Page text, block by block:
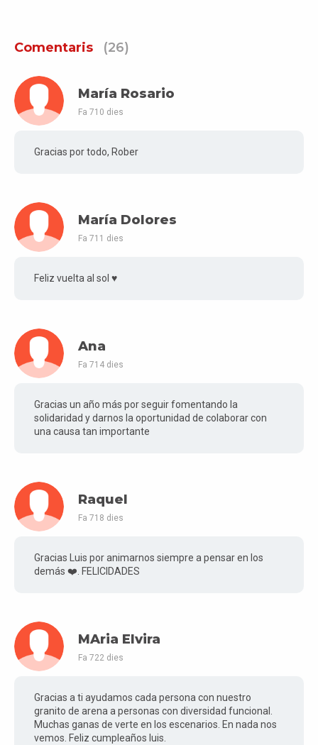
Comentaris (26)
María Rosario
Fa 710 dies
Gracias por todo, Rober
María Dolores
Fa 711 dies
Feliz vuelta al sol ♥️
Ana
Fa 714 dies
Gracias un año más por seguir fomentando la
solidaridad y darnos la oportunidad de colaborar con
una causa tan importante
Raquel
Fa 718 dies
Gracias Luis por animarnos siempre a pensar en los
demás ❤️. FELICIDADES
MAria Elvira
Fa 722 dies
Gracias a ti ayudamos cada persona con nuestro
granito de arena a personas con diversidad funcional.
Muchas ganas de verte en los escenarios. En nada nos
vemos. Feliz cumpleaños luis.